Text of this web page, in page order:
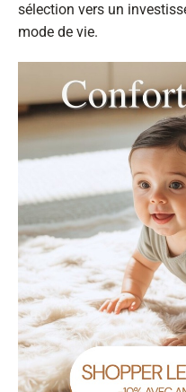
sélection vers un
mode de vie.